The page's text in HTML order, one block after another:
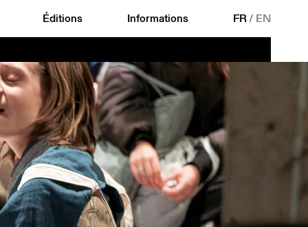
Éditions Informations FR/ EN